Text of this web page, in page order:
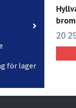
för lager
20